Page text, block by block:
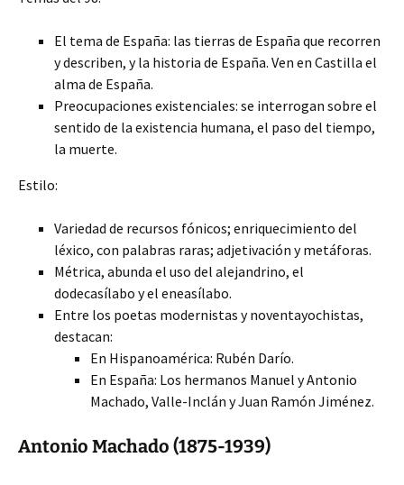
El tema de España: las tierras de España que recorren
y describen, y la historia de España. Ven en Castilla el
alma de España.
Preocupaciones existenciales: se interrogan sobre el
sentido de la existencia humana, el paso del tiempo,
la muerte.
Estilo:
Variedad de recursos fónicos; enriquecimiento del
léxico, con palabras raras; adjetivación y metáforas.
Métrica, abunda el uso del alejandrino, el
dodecasílabo y el eneasílabo.
Entre los poetas modernistas y noventayochistas,
destacan:
En Hispanoamérica: Rubén Darío.
En España: Los hermanos Manuel y Antonio
Machado, Valle-Inclán y Juan Ramón Jiménez.
Antonio Machado (1875-1939)